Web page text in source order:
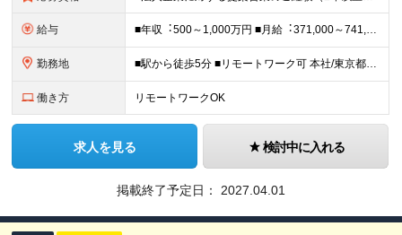
給与 ■年収︓500～1,000万円 ■⽉給︓371,000～741,000円（固定残業代含む） └基本給︓282,309～564,214円 └固定残業代︓88,691～176,786円（40時間分） ※4
勤務地 ■駅から徒歩5分 ■リモートワーク可 本社/東京都港区南麻布2-12-3 南麻布ビル1F ※(変更の範囲)上記を除く当社関連勤務地
働き方 リモートワークOK
求人を見る 検討中に入れる
掲載終了予定日： 2027.04.01